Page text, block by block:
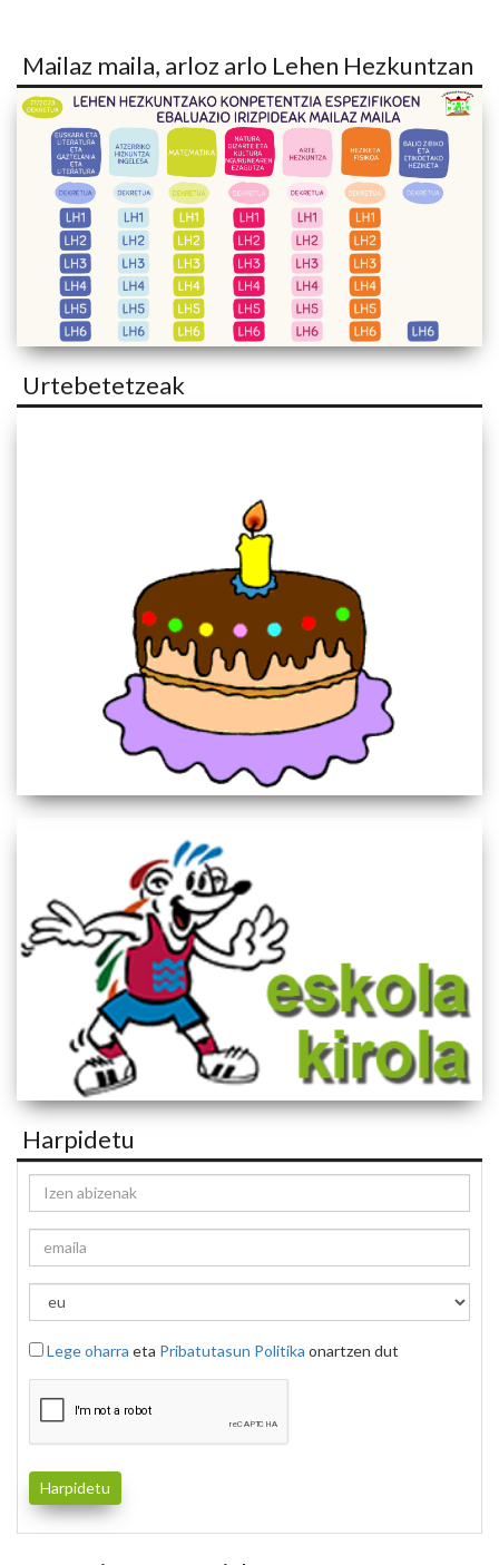
Mailaz maila, arloz arlo Lehen Hezkuntzan
Urtebetetzeak
Harpidetu
Lege oharra eta Pribatutasun Politika onartzen dut